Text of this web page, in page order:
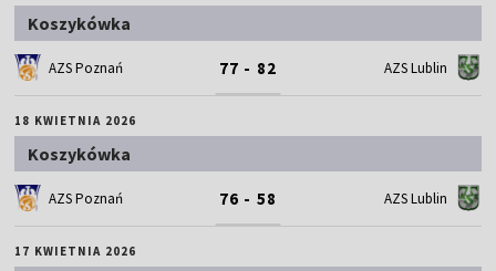
Koszykówka
AZS Poznań 77 - 82 AZS Lublin
18 KWIETNIA 2026
Koszykówka
AZS Poznań 76 - 58 AZS Lublin
17 KWIETNIA 2026